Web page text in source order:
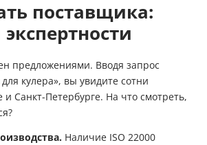
поставщика:
предложениями. Вводя запрос
кулера», вы увидите сотни
Санкт-Петербурге. На что смотреть,
Наличие ISO 22000